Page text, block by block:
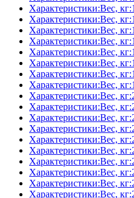
Характеристики:Вес,
Характеристики:Вес,
Характеристики:Вес,
Характеристики:Вес,
Характеристики:Вес,
Характеристики:Вес,
Характеристики:Вес,
Характеристики:Вес,
Характеристики:Вес,
Характеристики:Вес,
Характеристики:Вес,
Характеристики:Вес,
Характеристики:Вес,
Характеристики:Вес,
Характеристики:Вес,
Характеристики:Вес,
Характеристики:Вес,
Характеристики:Вес,